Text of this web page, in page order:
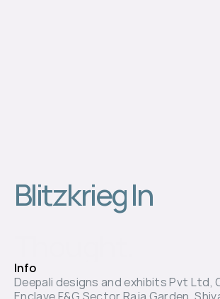
Blitzkrieg In
Info
Deepali designs and exhibits Pvt Ltd,